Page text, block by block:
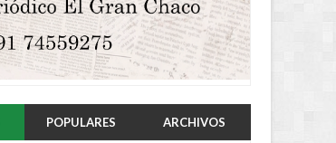
POPULARES ARCHIVOS